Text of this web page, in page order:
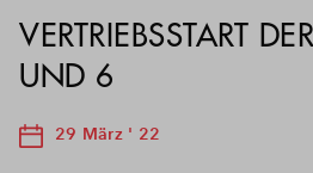
VERTRIEBSSTART
UND 6
29 März ' 22